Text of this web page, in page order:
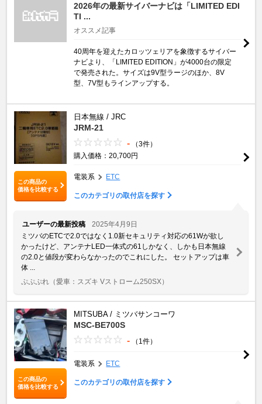
2026年の最新サイバーナビは「LIMITED EDI
TI ...
オススメ記事
40周年を迎えたカロッツェリアを象徴するサイバー
ナビより、「LIMITED EDITION」が4000台の限定
で発売された。サイズは9V型ラージのほか、8V
型、7V型もラインアップする。
この商品の
価格を比較する
日本無線 / JRC
JRM-21
-
（3件）
購入価格：20,700円
電装系 ETC
このカテゴリの取付店を探す
ユーザーの最新投稿
2025年4月9日
ミツバのETCで2.0ではなく1.0新セキュリティ対応の61Wが欲し
かったけど、アンテナLED一体式の61しかなく、しかも日本無線
の2.0と値段が変わらなかったのでこれにした。 セットアップは車
体 ...
ぷぷぷれ （愛車：スズキ Vストローム250SX）
この商品の
価格を比較する
MITSUBA / ミツバサンコーワ
MSC-BE700S
- （1件）
電装系 ETC
このカテゴリの取付店を探す